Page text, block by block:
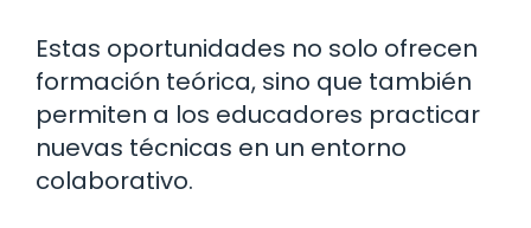
Estas oportunidades no solo ofrecen
formación teórica, sino que también
permiten a los educadores practicar
nuevas técnicas en un entorno
colaborativo.